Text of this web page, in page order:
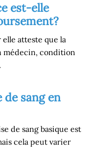
est-elle
atteste que la
médecin, condition
sang en
de sang basique est
cela peut varier